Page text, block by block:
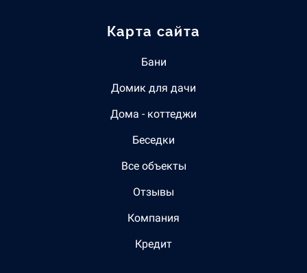
Карта сайта
Бани
Домик для дачи
Дома - коттеджи
Беседки
Все объекты
Отзывы
Компания
Кредит